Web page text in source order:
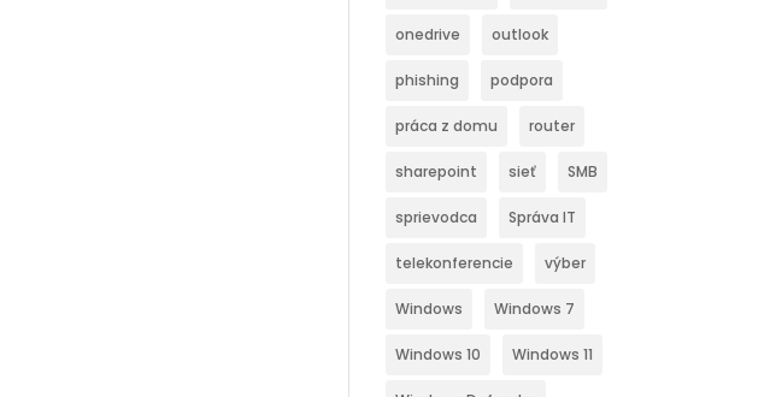
onedrive outlook
phishing podpora
práca z domu router
sharepoint sieť SMB
sprievodca Správa IT
telekonferencie výber
Windows Windows 7
Windows 10 Windows 11